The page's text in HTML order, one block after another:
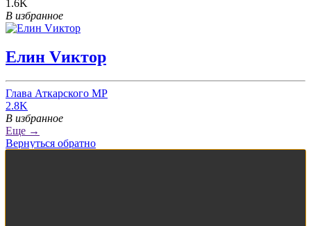
1.6K
В избранное
Елин Vиктор
Глава Аткарского МР
2.8K
В избранное
Еще →
Вернуться обратно